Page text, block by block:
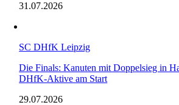
31.07.2026
SC DHfK Leipzig
Die Finals: Kanuten mit Doppelsieg in
DHfK-Aktive am Start
29.07.2026